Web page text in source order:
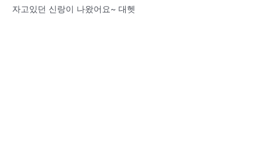
자고있던 신랑이 나왔어요~ 대헷